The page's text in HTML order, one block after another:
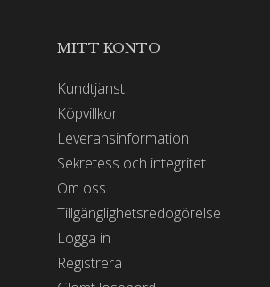
MITT KONTO
Kundtjänst
Köpvillkor
Leveransinformation
Sekretess och integritet
Om oss
Tillgänglighetsredogörelse
Logga in
Registrera